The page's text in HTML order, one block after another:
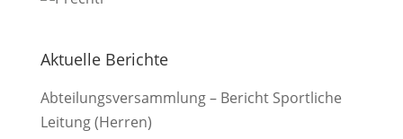
Aktuelle Berichte
Abteilungsversammlung – Bericht Sportliche
Leitung (Herren)